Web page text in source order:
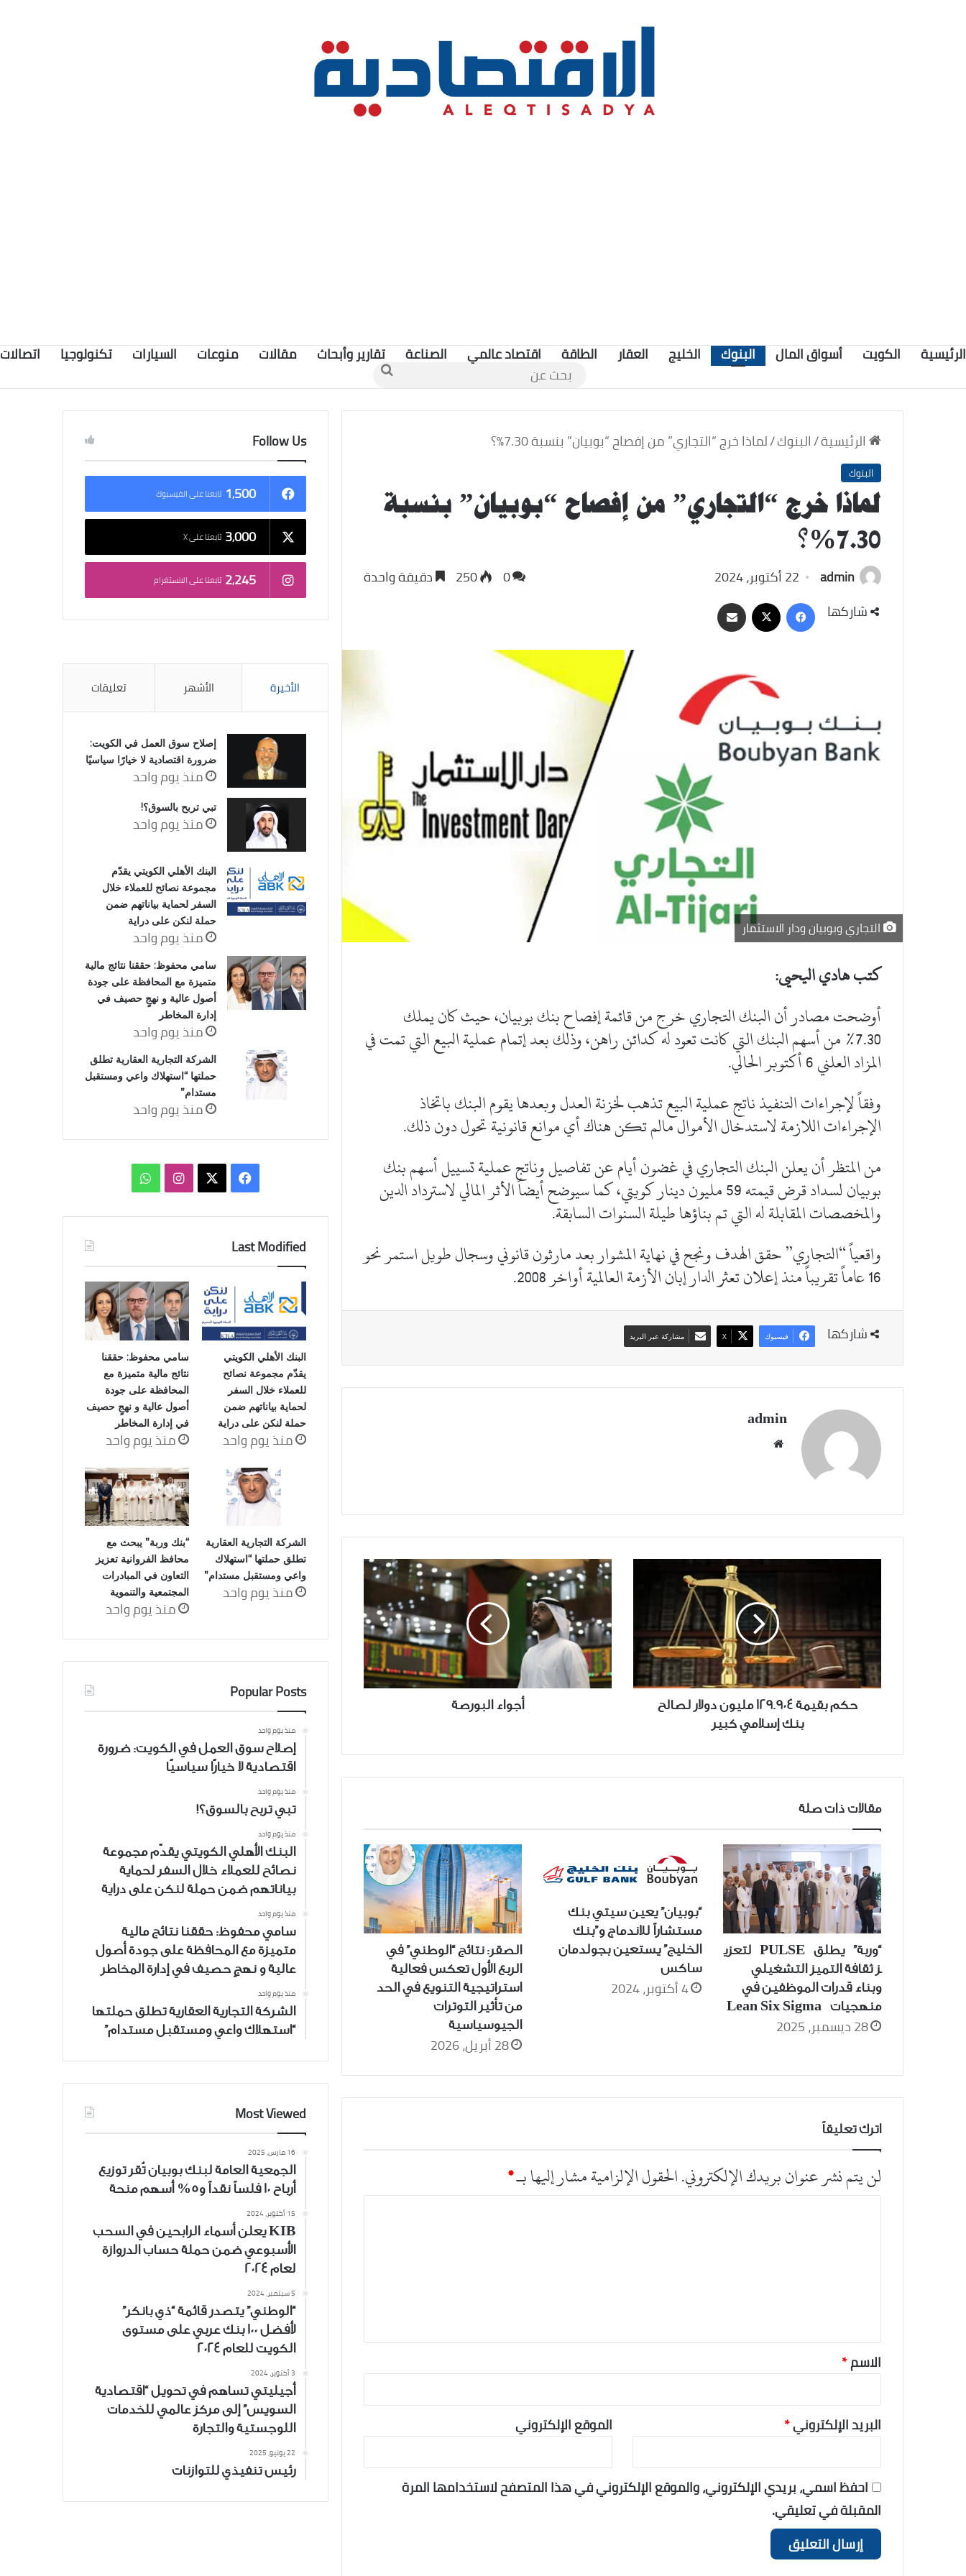
الرئيسية الكويت أسواق المال البنوك الخليج العقار الطاقة اقتصاد عالمي الصناعة تقارير وأبحاث مقالات منوعات السيارات تكنولوجيا اتصالات
بحث
عن
الرئيسية/البنوك/لماذا خرج “التجاري” من إفصاح “بوبيان” بنسبة 7.30%؟
البنوك
لماذا خرج “التجاري” من إفصاح “بوبيان” بنسبة
7.30%؟
admin 22 أكتوبر، 2024 0
250
دقيقة واحدة
شاركها
فيسبوك
‫X مشاركة
عبر
التجاري وبوبيان ودار الاستثمار
كتب هادي اليحيى:
أوضحت مصادر أن البنك التجاري خرج من قائمة إفصاح بنك بوبيان، حيث كان يملك
7.30% من أسهم البنك التي كانت تعود له كدائن راهن، وذلك بعد إتمام عملية البيع التي تمت في
المزاد العلني 6 أكتوبر الحالي.
وفقاً لإجراءات التنفيذ ناتج عملية البيع تذهب لخزنة العدل وبعدها يقوم البنك باتخاذ
الإجراءات اللازمة لاستدخال الأموال مالم تكن هناك أي موانع قانونية تحول دون ذلك.
من المتظر أن يعلن البنك التجاري في غضون أيام عن تفاصيل وناتج عملية تسييل أسهم بنك
بوبيان لسداد قرض قيمته 59 مليون دينار كويتي، كما سيوضح أيضاً الأثر المالي لاسترداد الدين
والمخصصات المقابلة له التي تم بناؤها طيلة السنوات السابقة.
واقعياً “التجاري” حقق الهدف ونجح في نهاية المشوار بعد مارثون قانوني وسجال طويل استمر نحو
16 عاماً تقريباً منذ إعلان تعثر الدار إبان الأزمة العالمية أواخر 2008.
شاركها فيسبوك ‫X مشاركة عبر البريد
admin
حكم
مليون
دولار
لصالح
بنك
إسلامي
حكم بقيمة 129.904 مليون دولار لصالح
بنك إسلامي كبير
أجواء
البورصة
أجواء البورصة
مقالات ذات صلة
“وربة” يطلق PULSE لتعزي
ز ثقافة التميز التشغيلي
وبناء قدرات الموظفين في
منهجيات Lean Six Sigma
28 ديسمبر، 2025
“بوبيان” يعين سيتي بنك
مستشاراً للاندماج و”بنك
الخليج” يستعين بجولدمان
ساكس
4 أكتوبر، 2024
الصقر: نتائج “الوطني” في
الربع الأول تعكس فعالية
استراتيجية التنويع في الحد
من تأثير التوترات
الجيوسياسية
28 أبريل، 2026
اترك تعليقاً
لن يتم نشر عنوان بريدك الإلكتروني.الحقول الإلزامية مشار إليها بـ*
ا
الاسم*
البريد الإلكتروني* الموقع الإلكتروني
احفظ اسمي، بريدي الإلكتروني، والموقع الإلكتروني في هذا المتصفح لاستخدامها المرة
المقبلة في تعليقي.
Follow Us
1٬500 تابعنا على الفيسبوك
3٬000 تابعنا على X
2٬245 تابعنا على الانستغرام
الأخيرة الأشهر تعليقات
إصلاح سوق العمل في الكويت:
ضرورة اقتصادية لا خيارًا سياسيًا
منذ يوم واحد
تبي تربح بالسوق؟!
منذ يوم واحد
البنك الأهلي الكويتي يقدّم
مجموعة نصائح للعملاء خلال
السفر لحماية بياناتهم ضمن
حملة لنكن على دراية
منذ يوم واحد
سامي محفوظ: حققنا نتائج مالية
متميزة مع المحافظة على جودة
أصول عالية و نهجٍ حصيف في
إدارة المخاطر
منذ يوم واحد
الشركة التجارية العقارية تطلق
حملتها “استهلاك واعي ومستقبل
مستدام”
منذ يوم واحد
فيسبوك انستقرامواتساب
Last Modified
البنك الأهلي الكويتي
يقدّم مجموعة نصائح
للعملاء خلال السفر
لحماية بياناتهم ضمن
حملة لنكن على دراية
منذ يوم واحد
سامي محفوظ: حققنا
نتائج مالية متميزة مع
المحافظة على جودة
أصول عالية و نهجٍ حصيف
في إدارة المخاطر
منذ يوم واحد
الشركة التجارية العقارية
تطلق حملتها “استهلاك
واعي ومستقبل مستدام”
منذ يوم واحد
“بنك وربة” يبحث مع
محافظ الفروانية تعزيز
التعاون في المبادرات
المجتمعية والتنموية
منذ يوم واحد
Popular Posts
منذ يوم واحد
إصلاح سوق العمل في الكويت: ضرورة
اقتصادية لا خيارًا سياسيًا
منذ يوم واحد
تبي تربح بالسوق؟!
منذ يوم واحد
البنك الأهلي الكويتي يقدّم مجموعة
نصائح للعملاء خلال السفر لحماية
بياناتهم ضمن حملة لنكن على دراية
منذ يوم واحد
سامي محفوظ: حققنا نتائج مالية
متميزة مع المحافظة على جودة أصول
عالية و نهجٍ حصيف في إدارة المخاطر
منذ يوم واحد
الشركة التجارية العقارية تطلق حملتها
“استهلاك واعي ومستقبل مستدام”
Most Viewed
16 مارس، 2025
الجمعية العامة لبنك بوبيان تُقر توزيع
أرباح 10 فلساً نقداً و5% أسهم منحة
15 أكتوبر، 2024
KIB يعلن أسماء الرابحين في السحب
الأسبوعي ضمن حملة حساب الدروازة
لعام 2024
5 سبتمبر، 2024
“الوطني” يتصدر قائمة “ذي بانكر”
لأفضل 100 بنك عربي على مستوى
الكويت للعام 2024
3 أكتوبر، 2024
أجيليتي تساهم في تحويل “اقتصادية
السويس” إلى مركز عالمي للخدمات
اللوجستية والتجارة
22 يونيو، 2025
رئيس تنفيذي للتوازنات